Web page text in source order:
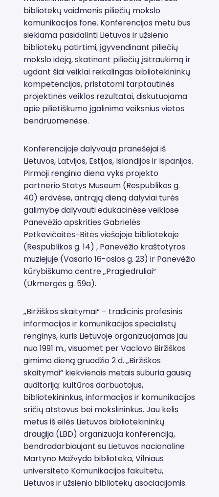
bibliotekų vaidmenis piliečių mokslo
komunikacijos fone. Konferencijos metu bus
siekiama pasidalinti Lietuvos ir užsienio
bibliotekų patirtimi, įgyvendinant piliečių
mokslo idėją, skatinant piliečių įsitraukimą ir
ugdant šiai veiklai reikalingas bibliotekininkų
kompetencijas, pristatomi tarptautinės
projektinės veiklos rezultatai, diskutuojama
apie pilietiškumo įgalinimo veiksnius vietos
bendruomenėse.
Konferencijoje dalyvauja pranešėjai iš
Lietuvos, Latvijos, Estijos, Islandijos ir Ispanijos.
Pirmoji renginio diena vyks projekto
partnerio Statys Museum (Respublikos g.
40) erdvėse, antrąją dieną dalyviai turės
galimybę dalyvauti edukacinėse veiklose
Panevėžio apskrities Gabrielės
Petkevičaitės-Bitės viešojoje bibliotekoje
(Respublikos g. 14) , Panevėžio kraštotyros
muziejuje (Vasario 16-osios g. 23) ir Panevėžio
kūrybiškumo centre „Pragiedruliai“
(Ukmergės g. 59a).
„Biržiškos skaitymai“ – tradicinis profesinis
informacijos ir komunikacijos specialistų
renginys, kuris Lietuvoje organizuojamas jau
nuo 1991 m., visuomet per Vaclovo Biržiškos
gimimo dieną gruodžio 2 d. „Biržiškos
skaitymai“ kiekvienais metais suburia gausią
auditoriją: kultūros darbuotojus,
bibliotekininkus, informacijos ir komunikacijos
sričių atstovus bei mokslininkus. Jau kelis
metus iš eilės Lietuvos bibliotekininkų
draugija (LBD) organizuoja konferenciją,
bendradarbiaujant su Lietuvos nacionaline
Martyno Mažvydo biblioteka, Vilniaus
universiteto Komunikacijos fakultetu,
Lietuvos ir užsienio bibliotekų asociacijomis.